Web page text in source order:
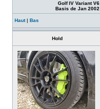
Golf IV Variant V6
Basis de Jan 2002
Haut| Bas
Hold